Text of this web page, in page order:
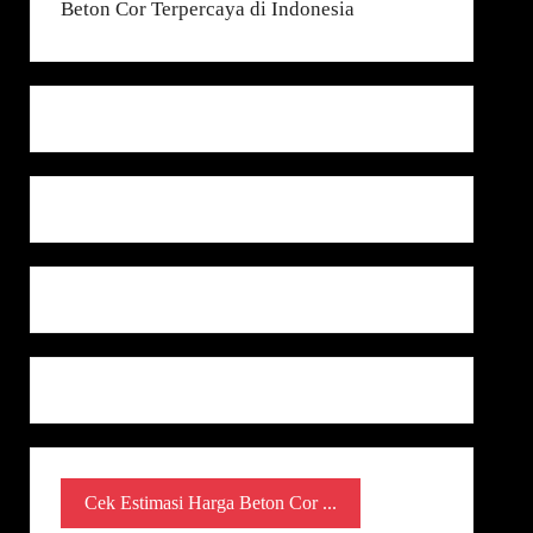
Cek Estimasi Harga Beton Cor ...